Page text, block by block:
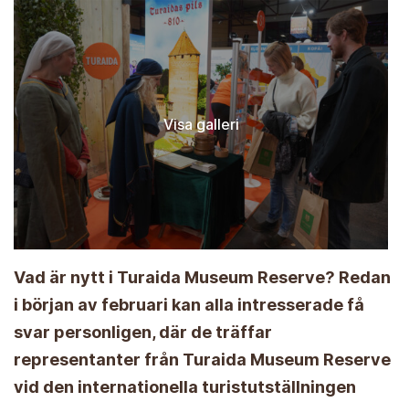
Visa galleri
Vad är nytt i Turaida Museum Reserve? Redan
i början av februari kan alla intresserade få
svar personligen, där de träffar
representanter från Turaida Museum Reserve
vid den internationella turistutställningen